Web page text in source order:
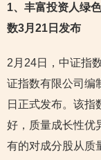
1、丰富投资人绿
数3月21日发布
2月24日，中证指
证指数有限公司编
日正式发布。该指
好，质量成长性优
有的对成分股从质